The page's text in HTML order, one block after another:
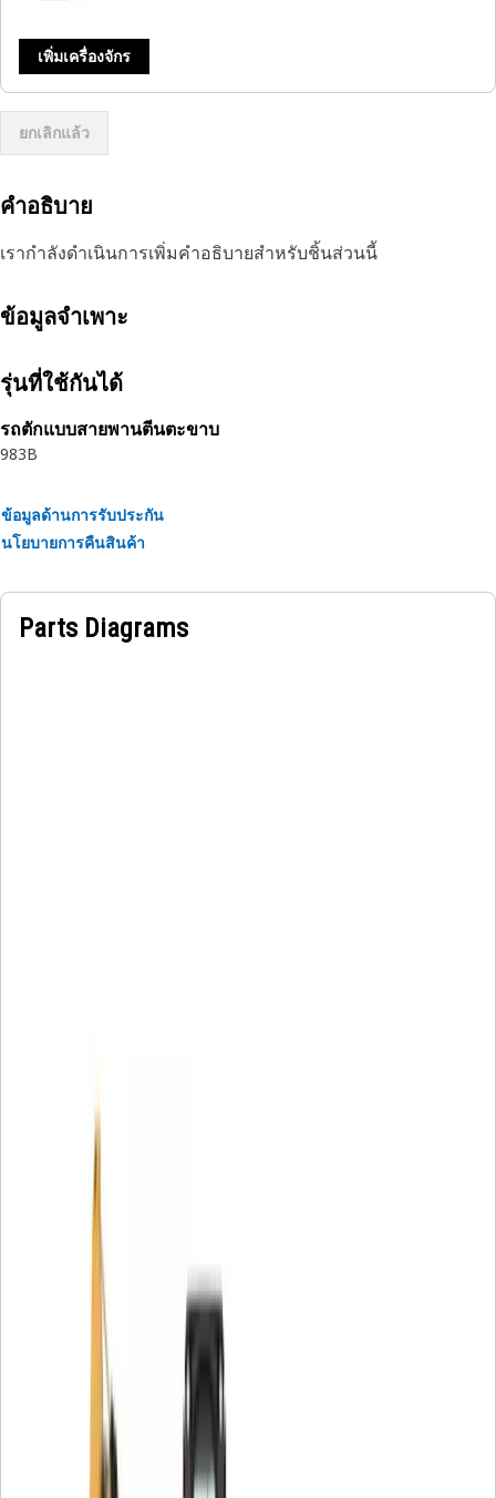
เพิ่มเครื่องจักร
ยกเลิกแล้ว
คำอธิบาย
เรากำลังดำเนินการเพิ่มคำอธิบายสำหรับชิ้นส่วนนี้
ข้อมูลจำเพาะ
รุ่นที่ใช้กันได้
รถตักแบบสายพานตีนตะขาบ
983B
ข้อมูลด้านการรับประกัน
นโยบายการคืนสินค้า
Parts Diagrams